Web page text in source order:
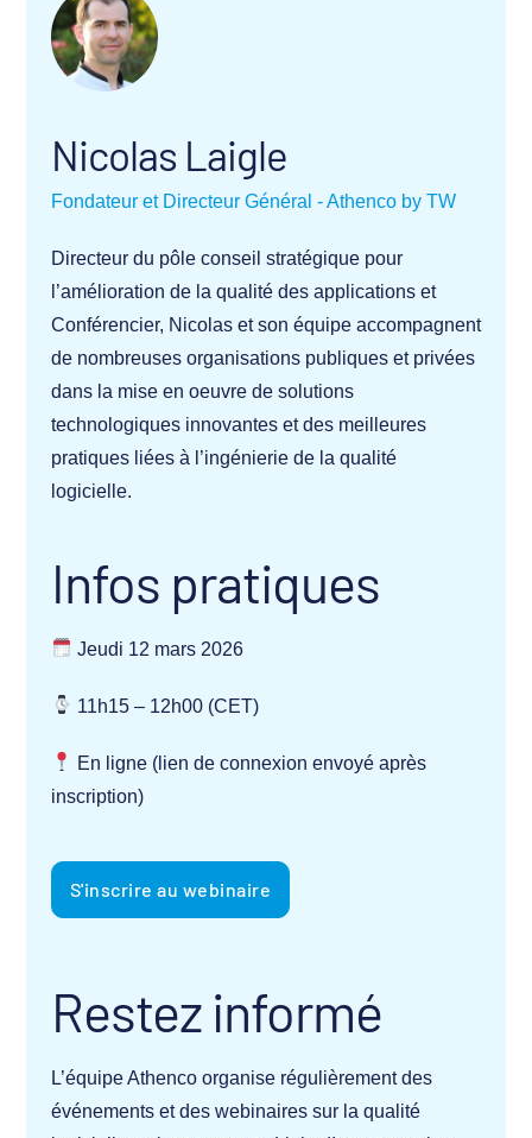
Nicolas Laigle
Fondateur et Directeur Général - Athenco by TW
Directeur du pôle conseil stratégique pour
l’amélioration de la qualité des applications et
Conférencier, Nicolas et son équipe accompagnent
de nombreuses organisations publiques et privées
dans la mise en oeuvre de solutions
technologiques innovantes et des meilleures
pratiques liées à l’ingénierie de la qualité
logicielle.
Infos pratiques
Jeudi 12 mars 2026
11h15 – 12h00 (CET)
En ligne (lien de connexion envoyé après
inscription)
S'inscrire au webinaire
Restez informé
L’équipe Athenco organise régulièrement des
événements et des webinaires sur la qualité